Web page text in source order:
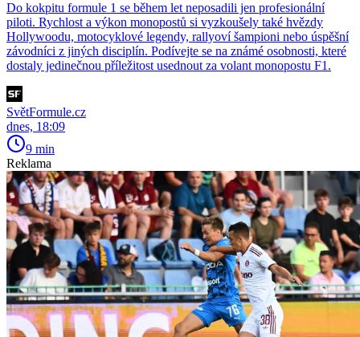
Do kokpitu formule 1 se během let neposadili jen profesionální
piloti. Rychlost a výkon monopostů si vyzkoušely také hvězdy
Hollywoodu, motocyklové legendy, rallyoví šampioni nebo úspěšní
závodníci z jiných disciplín. Podívejte se na známé osobnosti, které
dostaly jedinečnou příležitost usednout za volant monopostu F1.
SvětFormule.cz
dnes, 18:09
9 min
Reklama